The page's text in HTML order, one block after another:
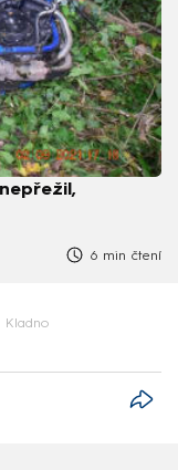
6 min čtení
Kladno